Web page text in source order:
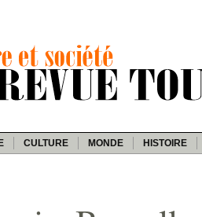
CULTURE MONDE HISTOIRE